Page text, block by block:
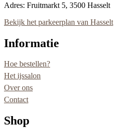
Adres: Fruitmarkt 5, 3500 Hasselt
Bekijk het parkeerplan van Hasselt
Informatie
Hoe bestellen?
Het ijssalon
Over ons
Contact
Shop